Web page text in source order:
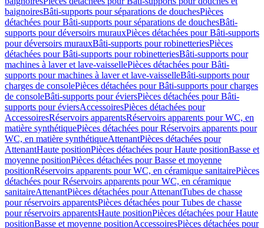
baignoiresBâti-supports pour séparations de douchesPièces
détachées pour Bâti-supports pour séparations de douchesBâti-
supports pour déversoirs murauxPièces détachées pour Bâti-supports
pour déversoirs murauxBâti-supports pour robinetteriesPièces
détachées pour Bâti-supports pour robinetteriesBâti-supports pour
machines à laver et lave-vaissellePièces détachées pour Bâti-
supports pour machines à laver et lave-vaisselleBâti-supports pour
charges de consolePièces détachées pour Bâti-supports pour charges
de consoleBâti-supports pour éviersPièces détachées pour Bâti-
supports pour éviersAccessoiresPièces détachées pour
AccessoiresRéservoirs apparentsRéservoirs apparents pour WC, en
matière synthétiquePièces détachées pour Réservoirs apparents pour
WC, en matière synthétiqueAttenantPièces détachées pour
AttenantHaute positionPièces détachées pour Haute positionBasse et
moyenne positionPièces détachées pour Basse et moyenne
positionRéservoirs apparents pour WC, en céramique sanitairePièces
détachées pour Réservoirs apparents pour WC, en céramique
sanitaireAttenantPièces détachées pour AttenantTubes de chasse
pour réservoirs apparentsPièces détachées pour Tubes de chasse
pour réservoirs apparentsHaute positionPièces détachées pour Haute
positionBasse et moyenne positionAccessoiresPièces détachées pour